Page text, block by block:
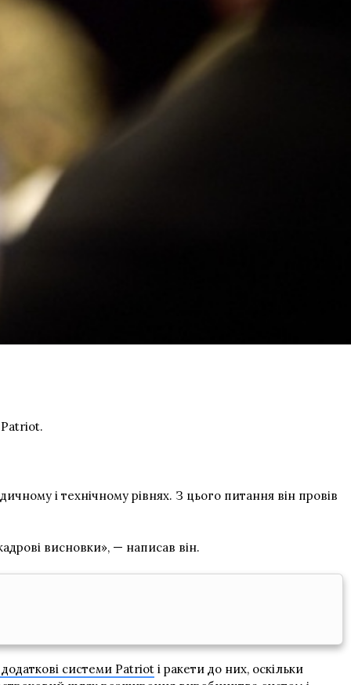
Patriot.
і технічному рівнях. З цього питання він провів
висновки», — написав він.
системи Patriotі ракети до них, оскільки